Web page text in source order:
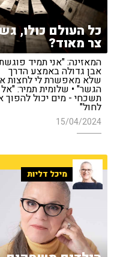
כל העולם כולו,
צר מאוד?
המאזינה: "אני תמיד
אבן גדולה באמצע הדרך
שלא מאפשרת לי לחצות
הגשר" • שלומית תמיר: "אל
תשכחי - מים יכול להפוך
לחול"
15/04/2024
מיכל דליות